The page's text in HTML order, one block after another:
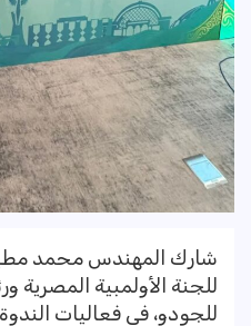
شارك المهندس محمد
للجنة الأولمبية المصرية
للجودو، في فعاليات